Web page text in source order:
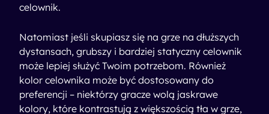
celownik.
Natomiast jeśli skupiasz się na grze na dłuższych
dystansach, grubszy i bardziej statyczny celownik
może lepiej służyć Twoim potrzebom. Również
kolor celownika może być dostosowany do
preferencji – niektórzy gracze wolą jaskrawe
kolory, które kontrastują z większością tła w grze,